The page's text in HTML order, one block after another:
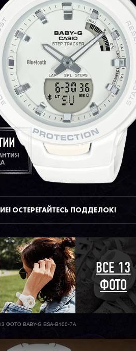
ОСТЕРЕГАЙТЕСЬ ПОДДЕЛОК!
ВСЕ 13
ФОТО
ФОТО BABY-G BSA-B100-7A